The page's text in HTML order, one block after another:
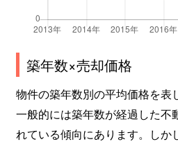
築年数×売却価格
物件の築年数別の平均価格を表
一般的には築年数が経過した不
れている傾向にあります。しか